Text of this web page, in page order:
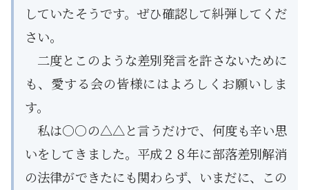
していたそうです。ぜひ確認して糾弾してくだ
さい。
二度とこのような差別発言を許さないために
も、愛する会の皆様にはよろしくお願いしま
す。
私は○○の△△と言うだけで、何度も辛い思
いをしてきました。平成２８年に部落差別解消
の法律ができたにも関わらず、いまだに、この